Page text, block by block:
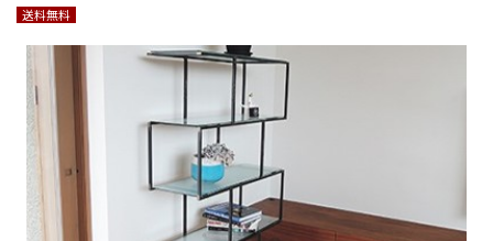
送料無料